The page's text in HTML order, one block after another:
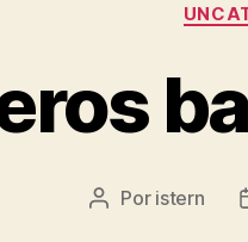
Autor
Por istern